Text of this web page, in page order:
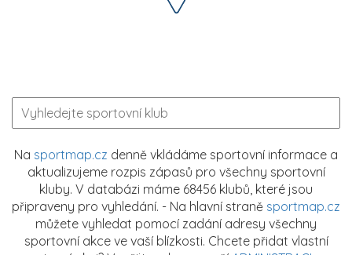
Na sportmap.cz denně vkládáme sportovní informace a
aktualizujeme rozpis zápasů pro všechny sportovní
kluby. V databázi máme 68456 klubů, které jsou
připraveny pro vyhledání. - Na hlavní straně sportmap.cz
můžete vyhledat pomocí zadání adresy všechny
sportovní akce ve vaší blízkosti. Chcete přidat vlastní